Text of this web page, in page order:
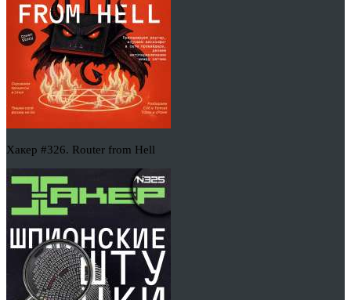
Хакер #326. Router from Hell